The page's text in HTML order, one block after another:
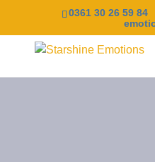
0361 30 26 59 84